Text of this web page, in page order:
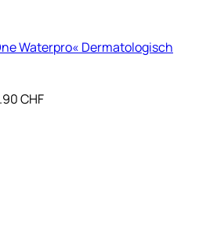
Waterpro« Dermatologisch
CHF